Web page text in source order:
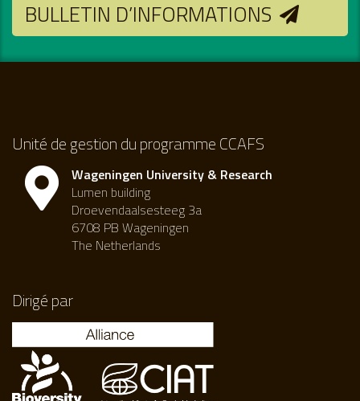
BULLETIN D’INFORMATIONS
Unité de gestion du programme CCAFS
Wageningen University & Research
Lumen building
Droevendaalsesteeg 3a
6708 PB Wageningen
The Netherlands
Dirigé par